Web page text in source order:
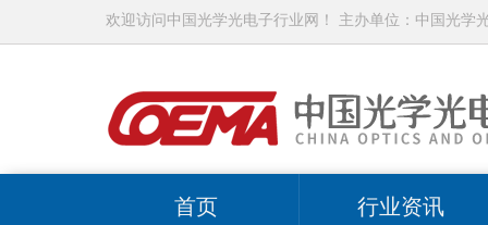
欢迎访问中国光学光电子行业网！ 主办单位：中国光学
首页 行业资讯